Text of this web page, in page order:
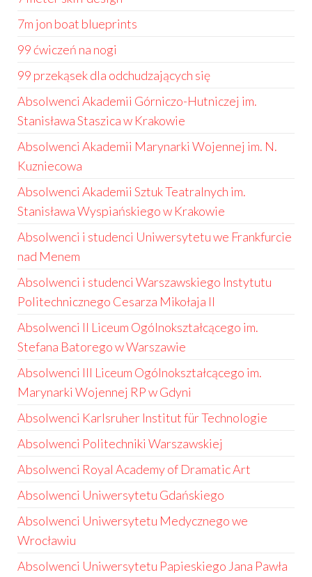
7m jon boat blueprints
99 ćwiczeń na nogi
99 przekąsek dla odchudzających się
Absolwenci Akademii Górniczo-Hutniczej im.
Stanisława Staszica w Krakowie
Absolwenci Akademii Marynarki Wojennej im. N.
Kuzniecowa
Absolwenci Akademii Sztuk Teatralnych im.
Stanisława Wyspiańskiego w Krakowie
Absolwenci i studenci Uniwersytetu we Frankfurcie
nad Menem
Absolwenci i studenci Warszawskiego Instytutu
Politechnicznego Cesarza Mikołaja II
Absolwenci II Liceum Ogólnokształcącego im.
Stefana Batorego w Warszawie
Absolwenci III Liceum Ogólnokształcącego im.
Marynarki Wojennej RP w Gdyni
Absolwenci Karlsruher Institut für Technologie
Absolwenci Politechniki Warszawskiej
Absolwenci Royal Academy of Dramatic Art
Absolwenci Uniwersytetu Gdańskiego
Absolwenci Uniwersytetu Medycznego we
Wrocławiu
Absolwenci Uniwersytetu Papieskiego Jana Pawła